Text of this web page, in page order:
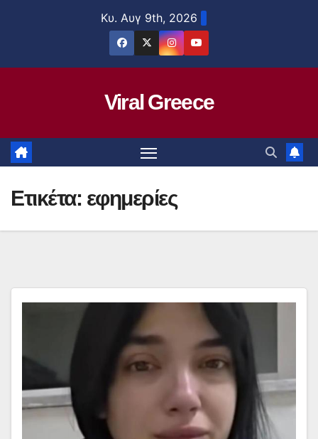
Κυ. Αυγ 9th, 2026
Viral Greece
Ετικέτα: εφημερίες